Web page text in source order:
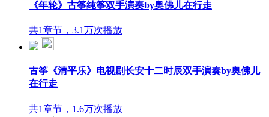
《年轮》古筝纯筝双手演奏by奥佛儿在行走
共1章节，3.1万次播放
古筝《清平乐》电视剧长安十二时辰双手演奏by奥佛儿
在行走
共1章节，1.6万次播放